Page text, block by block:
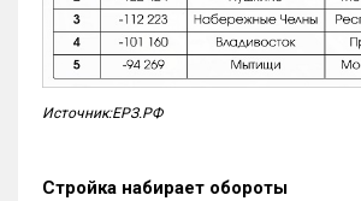
Источник:ЕРЗ.РФ
Стройка набирает обороты